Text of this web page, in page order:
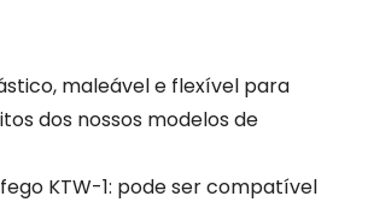
maleável e flexível para
dos nossos modelos de
KTW-1: pode ser compatível